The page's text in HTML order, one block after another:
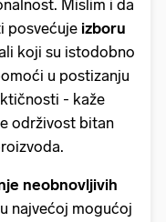
Mislim i da
posvećuje izboru
koji su istodobno
u postizanju
- kaže
održivost bitan
neobnovljivih
najvećoj mogućoj